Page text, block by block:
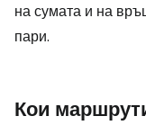
на сумата и на
пари.
Кои